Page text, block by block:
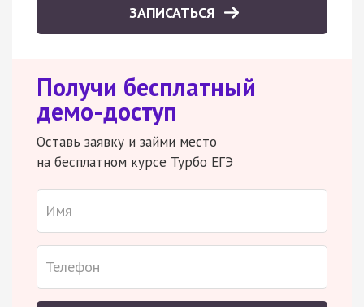
ЗАПИСАТЬСЯ
Получи бесплатный
демо-доступ
Оставь заявку и займи место
на бесплатном курсе Турбо ЕГЭ